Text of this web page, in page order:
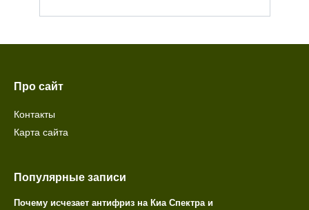
Про сайт
Контакты
Карта сайта
Популярные записи
Почему исчезает антифриз на Киа Спектра и